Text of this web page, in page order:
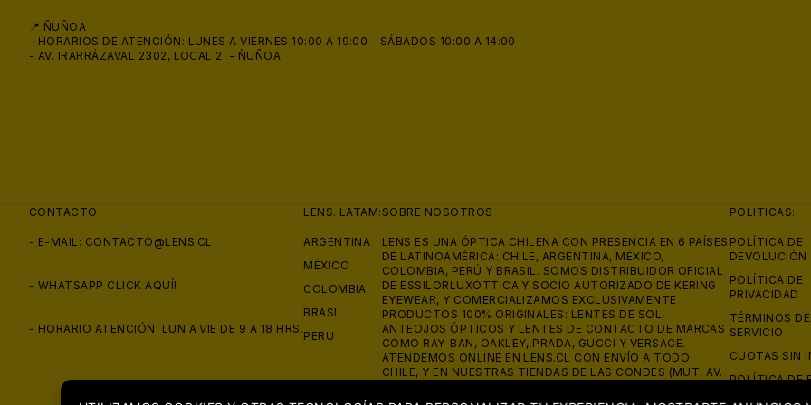
📍 ÑUÑOA
- HORARIOS DE ATENCIÓN: LUNES A VIERNES 10:00 A 19:00 - SÁBADOS 10:00 A 14:00
- AV. IRARRÁZAVAL 2302, LOCAL 2. - ÑUÑOA
CONTACTO
- E-MAIL: CONTACTO@LENS.CL
- WHATSAPP CLICK AQUÍ!
- HORARIO ATENCIÓN: LUN A VIE DE 9 A 18 HRS.
LENS. LATAM:
ARGENTINA
MÉXICO
COLOMBIA
BRASIL
PERU
SOBRE NOSOTROS
LENS ES UNA ÓPTICA CHILENA CON PRESENCIA EN 6 PAÍSES
DE LATINOAMÉRICA: CHILE, ARGENTINA, MÉXICO,
COLOMBIA, PERÚ Y BRASIL. SOMOS DISTRIBUIDOR OFICIAL
DE ESSILORLUXOTTICA Y SOCIO AUTORIZADO DE KERING
EYEWEAR, Y COMERCIALIZAMOS EXCLUSIVAMENTE
PRODUCTOS 100% ORIGINALES: LENTES DE SOL,
ANTEOJOS ÓPTICOS Y LENTES DE CONTACTO DE MARCAS
COMO RAY-BAN, OAKLEY, PRADA, GUCCI Y VERSACE.
ATENDEMOS ONLINE EN LENS.CL CON ENVÍO A TODO
CHILE, Y EN NUESTRAS TIENDAS DE LAS CONDES (MUT, AV.
MÁS DE 700 RESEÑAS Y 4.8 ESTRELLAS EN GOOGLE.
POLITICAS:
POLÍTICA DE
DEVOLUCIÓN
POLÍTICA DE
PRIVACIDAD
TÉRMINOS
SERVICIO
CUOTAS SIN
POLÍTICA DE